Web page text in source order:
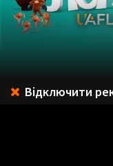
Відключити